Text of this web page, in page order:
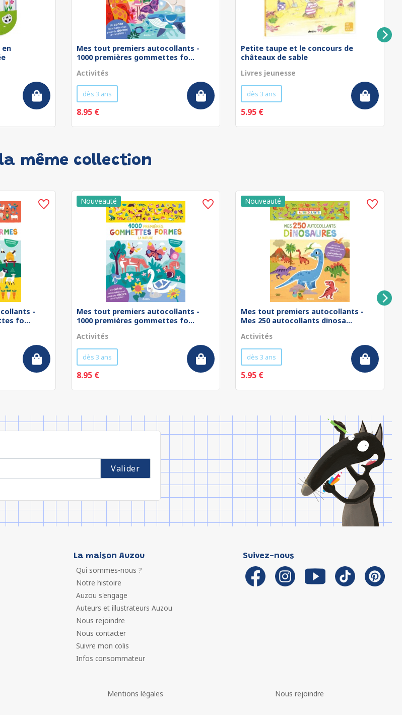
Mes tout premiers autocollants -
1000 premières gommettes fo...
Activités
dès 3 ans
8.95 €
Petite taupe et le concours de
châteaux de sable
Livres jeunesse
dès 3 ans
5.95 €
la même collection
-
fo...
Mes tout premiers autocollants -
1000 premières gommettes fo...
Activités
dès 3 ans
8.95 €
Mes tout premiers autocollants -
Mes 250 autocollants dinosa...
Activités
dès 3 ans
5.95 €
La maison Auzou
Qui sommes-nous ?
Notre histoire
Auzou s'engage
Auteurs et illustrateurs Auzou
Nous rejoindre
Nous contacter
Suivre mon colis
Infos consommateur
Suivez-nous
Mentions légales Nous rejoindre